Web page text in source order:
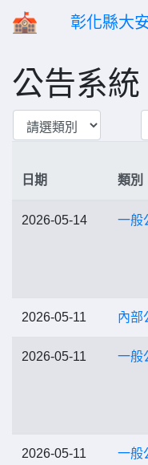
彰化縣大
公告系統
日期 類別
2026-05-14 一般
2026-05-11 內部
2026-05-11 一般
2026-05-11 一般